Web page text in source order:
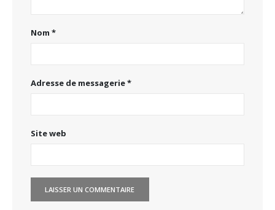
Nom *
Adresse de messagerie*
Site web